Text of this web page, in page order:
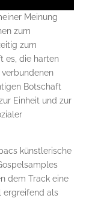
Meinung
zum
zum
es, die harten
Botschaft
Einheit und zur
künstlerische
dem Track eine
ergreifend als